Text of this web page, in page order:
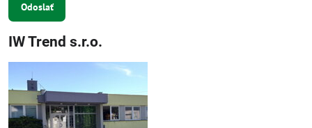
Odoslať
IW Trend s.r.o.